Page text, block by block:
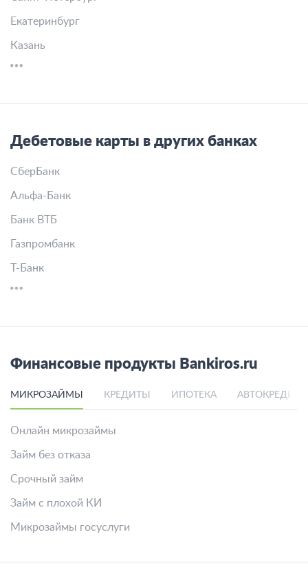
Екатеринбург
Казань
Дебетовые карты в других банках
СберБанк
Альфа-Банк
Банк ВТБ
Газпромбанк
Т-Банк
Финансовые продукты Bankiros.ru
МИКРОЗАЙМЫ КРЕДИТЫ ИПОТЕКА
Онлайн микрозаймы
Займ без отказа
Срочный займ
Займ с плохой КИ
Микрозаймы госуслуги